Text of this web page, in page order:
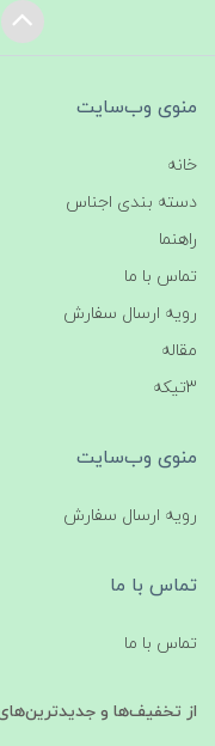
منوی وب‌سایت
خانه
دسته بندی اجناس
راهنما
تماس با ما
رویه ارسال سفارش
مقاله
3تیکه
منوی وب‌سایت
رویه ارسال سفارش
تماس با ما
تماس با ما
از تخفیف‌ها و